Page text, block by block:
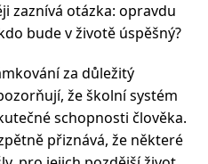
zaznívá otázka: opravdu
bude v životě úspěšný?
za důležitý
že školní systém
schopnosti člověka.
přiznává, že některé